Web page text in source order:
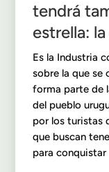
tendrá
estrella:
Es la Industria
sobre la que se
forma parte de
del pueblo
por los turistas
que buscan
para conquistar